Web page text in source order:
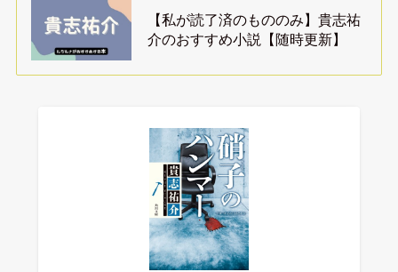
【私が読了済のもののみ】貴志祐
介のおすすめ小説【随時更新】